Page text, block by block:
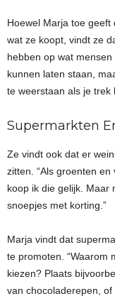
Hoewel Marja toe
wat ze koopt, vindt ze
hebben op wat
kunnen laten staan,
te weerstaan als je trek
Supermarkten
Ze vindt ook dat er
zitten. “Als groenten
koop ik die gelijk. Maar
snoepjes met korting.”
Marja vindt dat
te promoten. “Waarom
kiezen? Plaats
van chocoladerepen,